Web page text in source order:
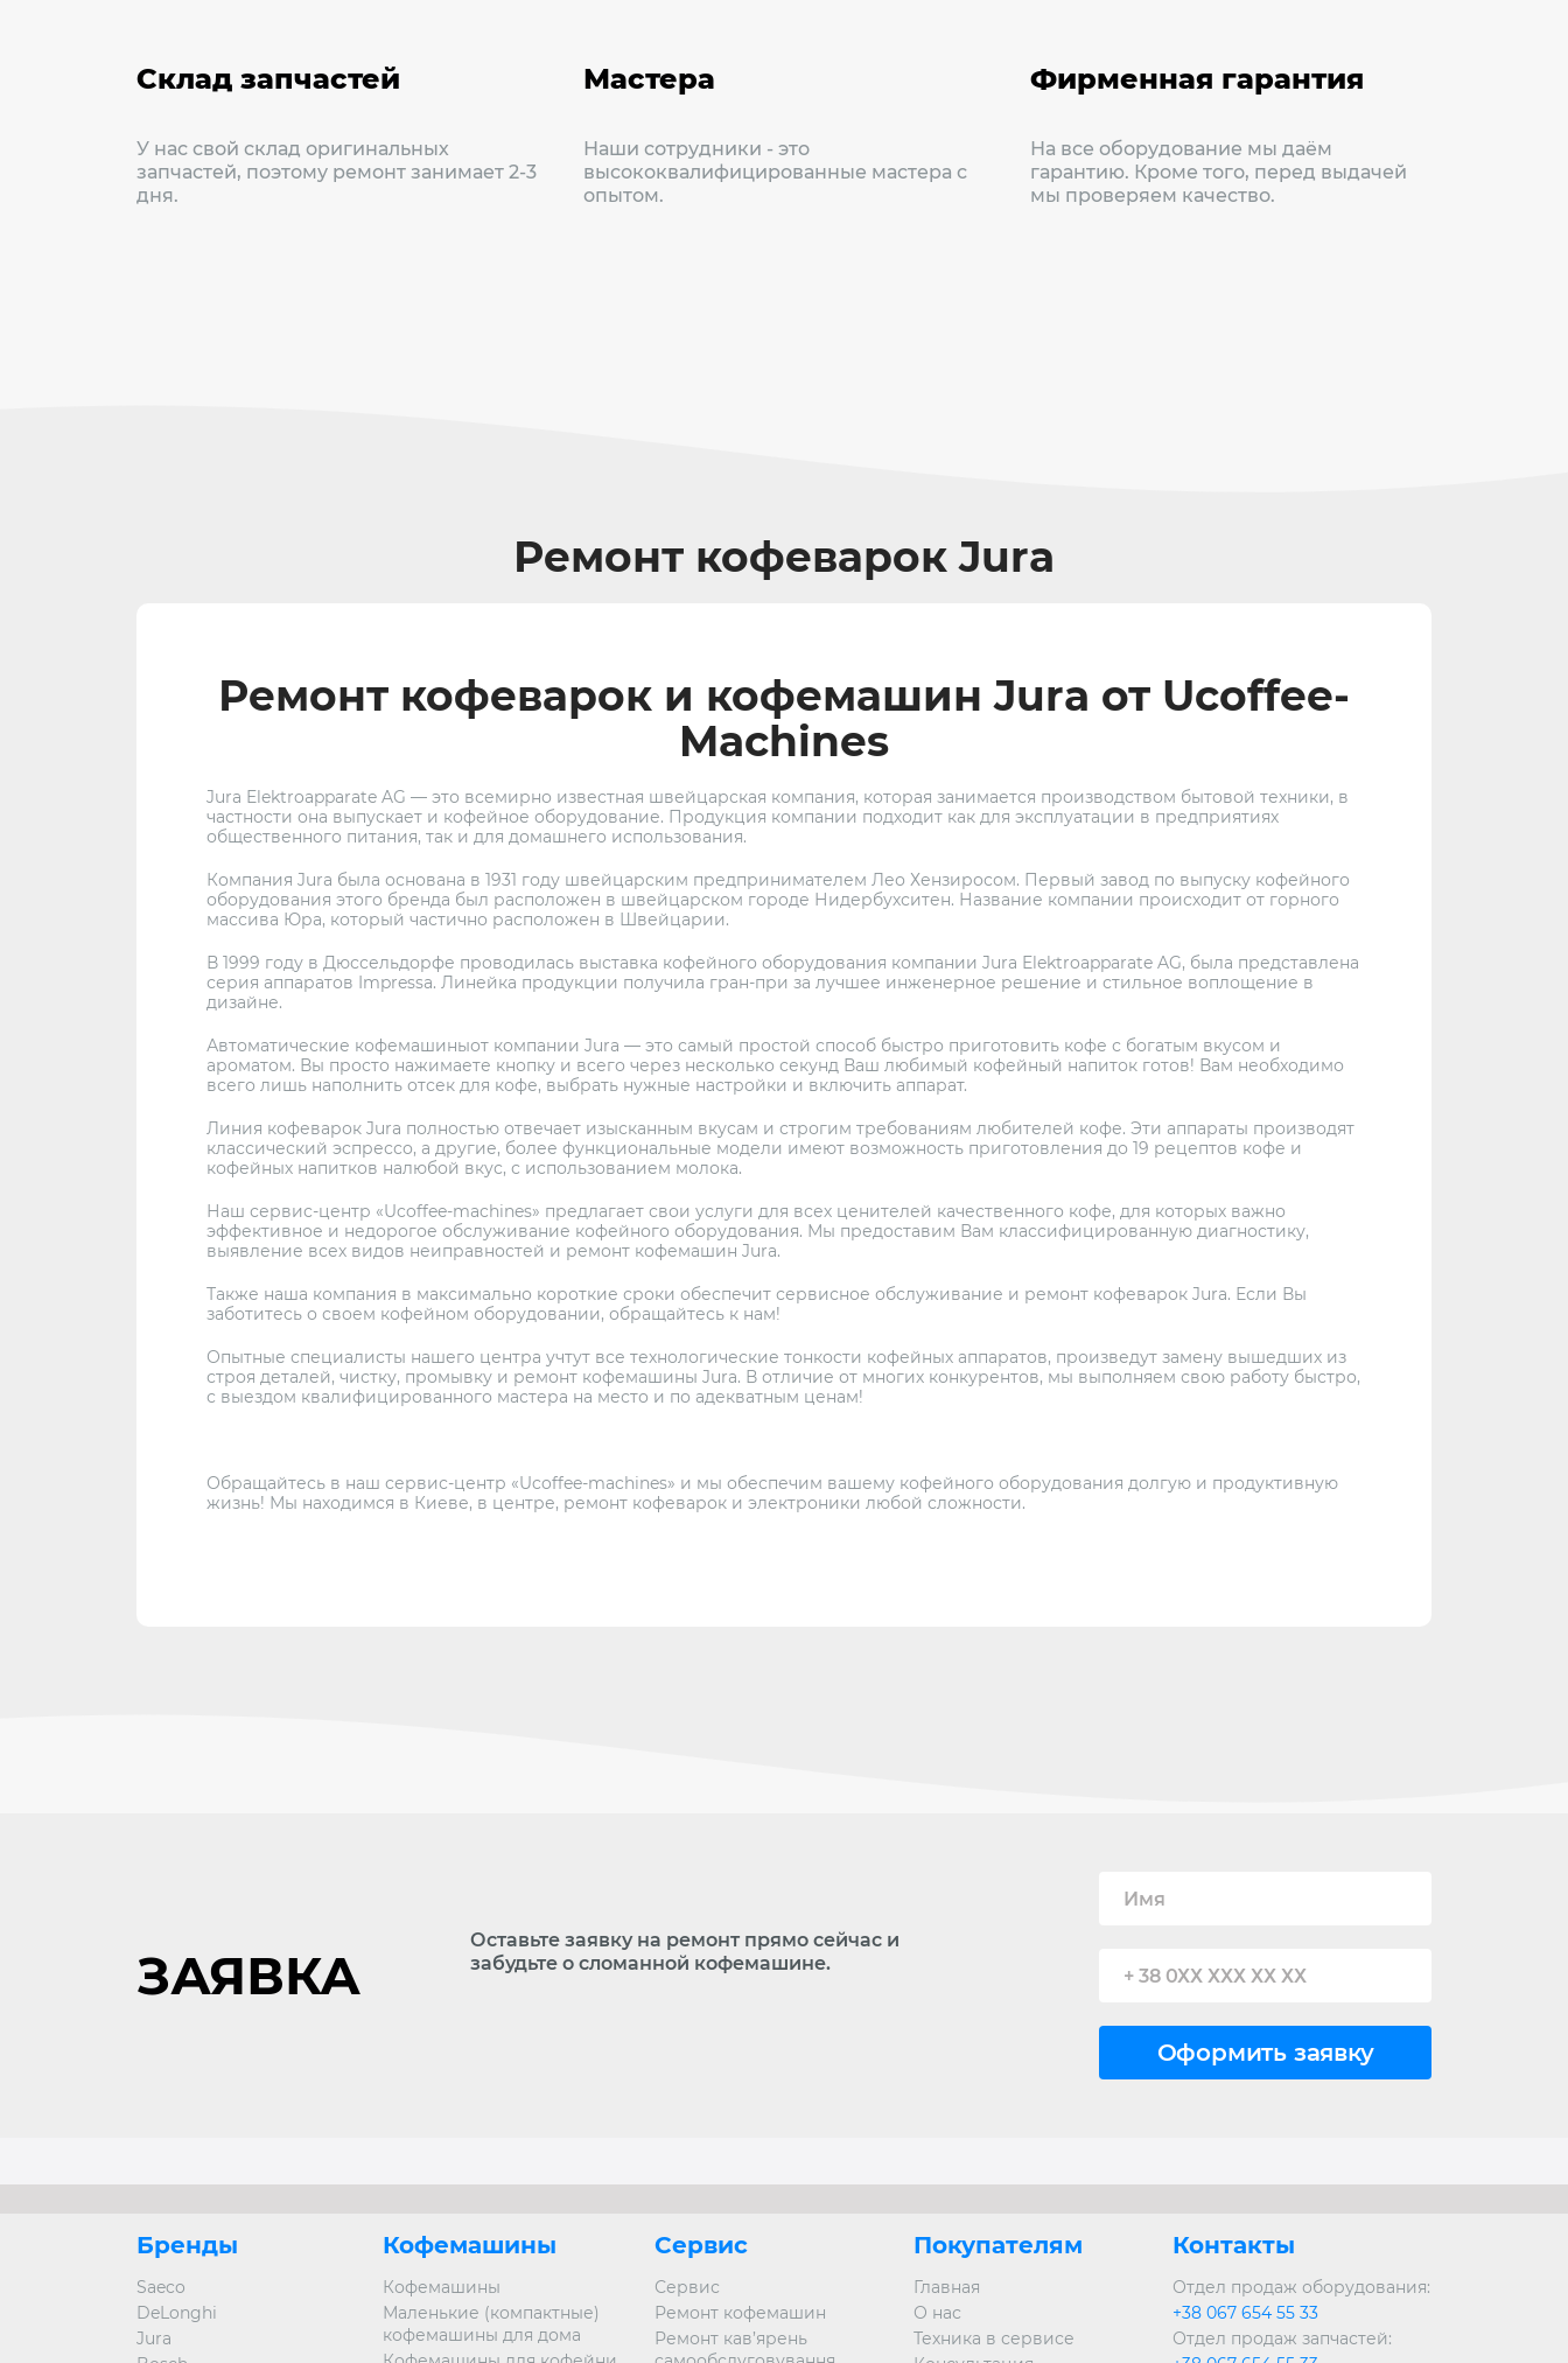
Склад запчастей
У нас свой склад оригинальных
запчастей, поэтому ремонт занимает 2-3
дня.
Мастера
Наши сотрудники - это
высококвалифицированные мастера с
опытом.
Фирменная гарантия
На все оборудование мы даём
гарантию. Кроме того, перед выдачей
мы проверяем качество.
Ремонт кофеварок Jura
Ремонт кофеварок и кофемашин Jura от Ucoffee-
Machines
Jura Elektroapparate AG — это всемирно известная швейцарская компания, которая занимается производством бытовой техники, в
частности она выпускает и кофейное оборудование. Продукция компании подходит как для эксплуатации в предприятиях
общественного питания, так и для домашнего использования.
Компания Jura была основана в 1931 году швейцарским предпринимателем Лео Хензиросом. Первый завод по выпуску кофейного
оборудования этого бренда был расположен в швейцарском городе Нидербухситен. Название компании происходит от горного
массива Юра, который частично расположен в Швейцарии.
В 1999 году в Дюссельдорфе проводилась выставка кофейного оборудования компании Jura Elektroapparate AG, была представлена
серия аппаратов Impressa. Линейка продукции получила гран-при за лучшее инженерное решение и стильное воплощение в
дизайне.
Автоматические кофемашиныот компании Jura — это самый простой способ быстро приготовить кофе с богатым вкусом и
ароматом. Вы просто нажимаете кнопку и всего через несколько секунд Ваш любимый кофейный напиток готов! Вам необходимо
всего лишь наполнить отсек для кофе, выбрать нужные настройки и включить аппарат.
Линия кофеварок Jura полностью отвечает изысканным вкусам и строгим требованиям любителей кофе. Эти аппараты производят
классический эспрессо, а другие, более функциональные модели имеют возможность приготовления до 19 рецептов кофе и
кофейных напитков налюбой вкус, с использованием молока.
Наш сервис-центр «Ucoffee-machines» предлагает свои услуги для всех ценителей качественного кофе, для которых важно
эффективное и недорогое обслуживание кофейного оборудования. Мы предоставим Вам классифицированную диагностику,
выявление всех видов неиправностей и ремонт кофемашин Jura.
Также наша компания в максимально короткие сроки обеспечит сервисное обслуживание и ремонт кофеварок Jura. Если Вы
заботитесь о своем кофейном оборудовании, обращайтесь к нам!
Опытные специалисты нашего центра учтут все технологические тонкости кофейных аппаратов, произведут замену вышедших из
строя деталей, чистку, промывку и ремонт кофемашины Jura. В отличие от многих конкурентов, мы выполняем свою работу быстро,
с выездом квалифицированного мастера на место и по адекватным ценам!
Обращайтесь в наш сервис-центр «Ucoffee-machines» и мы обеспечим вашему кофейного оборудования долгую и продуктивную
жизнь! Мы находимся в Киеве, в центре, ремонт кофеварок и электроники любой сложности.
ЗАЯВКА
Оставьте заявку на ремонт прямо сейчас и
забудьте о сломанной кофемашине.
Контакты
Отдел продаж оборудования:
+38 067 654 55 33
Отдел продаж запчастей:
Покупателям
Главная
О нас
Техника в сервисе
Сервис
Сервис
Ремонт кофемашин
Ремонт кав’ярень
Бренды
Saeco
DeLonghi
Jura
Кофемашины
Кофемашины
Маленькие (компактные)
кофемашины для дома